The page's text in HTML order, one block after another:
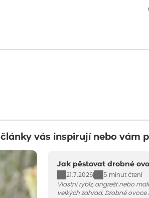
vás inspirují nebo vám
Jak pěstovat drobné
21.7.2026
5 minut čtení
Vlastní rybíz, angrešt nebo
velkých zahrad. Drobné